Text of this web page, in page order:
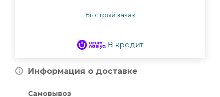
Быстрый заказ
В кредит
Информация о доставке
Самовывоз